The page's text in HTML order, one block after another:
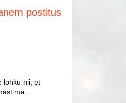
postitus
lohku nii, et
ma...